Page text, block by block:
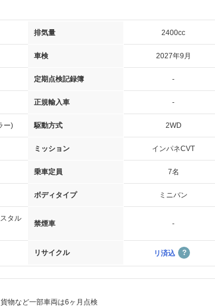
排気量 2400cc
車検 2027年9月
定期点検記録簿 -
正規輸入車 -
ー) 駆動方式 2WD
ミッション インパネCVT
乗車定員 7名
ボディタイプ ミニバン
タル
禁煙車 -
リサイクル リ済込
物など一部車両は6ヶ月点検